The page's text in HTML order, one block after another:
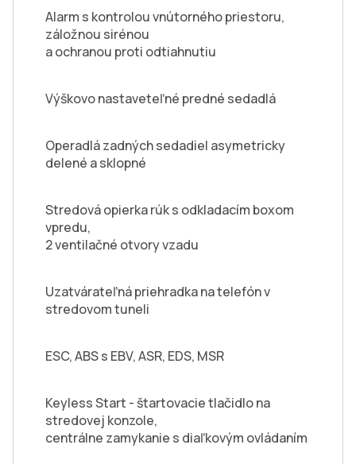
Alarm s kontrolou vnútorného priestoru,
záložnou sirénou
a ochranou proti odtiahnutiu
Výškovo nastaveteľné predné sedadlá
Operadlá zadných sedadiel asymetricky
delené a sklopné
Stredová opierka rúk s odkladacím boxom
vpredu,
2 ventilačné otvory vzadu
Uzatvárateľná priehradka na telefón v
stredovom tuneli
ESC, ABS s EBV, ASR, EDS, MSR
Keyless Start - štartovacie tlačidlo na
stredovej konzole,
centrálne zamykanie s diaľkovým ovládaním